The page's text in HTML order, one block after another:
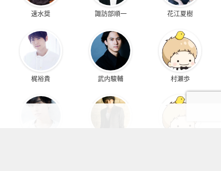
速水奨 諏訪部順一 花江夏樹
梶裕貴 武内駿輔 村瀬歩